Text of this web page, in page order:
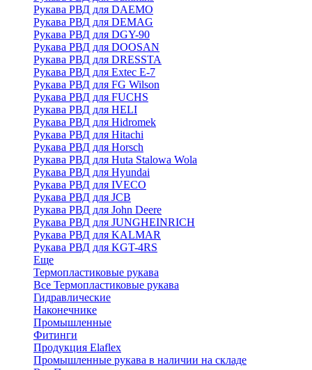
Рукава РВД для DAEMO
Рукава РВД для DEMAG
Рукава РВД для DGY-90
Рукава РВД для DOOSAN
Рукава РВД для DRESSTA
Рукава РВД для Extec E-7
Рукава РВД для FG Wilson
Рукава РВД для FUCHS
Рукава РВД для HELI
Рукава РВД для Hidromek
Рукава РВД для Hitachi
Рукава РВД для Horsch
Рукава РВД для Huta Stalowa Wola
Рукава РВД для Hyundai
Рукава РВД для IVECO
Рукава РВД для JCB
Рукава РВД для John Deere
Рукава РВД для JUNGHEINRICH
Рукава РВД для KALMAR
Рукава РВД для KGT-4RS
Еще
Термопластиковые рукава
Все Термопластиковые рукава
Гидравлические
Наконечнике
Промышленные
Фитинги
Продукция Elaflex
Промышленные рукава в наличии на складе